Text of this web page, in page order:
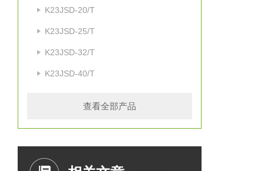
K23JSD-20/T
K23JSD-25/T
K23JSD-32/T
K23JSD-40/T
查看全部产品